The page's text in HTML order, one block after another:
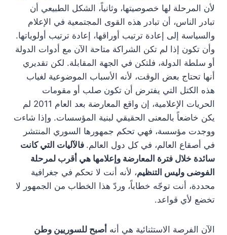
لأن المرحلة لها خصوصيتها، وثانياً، الشكل الطبيعي أن
تبادر الناس، أن تبادر هذه القوى المجتمعية في الإعلام
والسياسة إلى إعادة ترتيب أوراقها، إعادة ترتيب أولوياتها.
وأن تكون إذا لم تكن الشراكة متاحة الآن مع أدوات الدولة
أو سلطة الدولة، فلتكن في الجهة المقابلة. لكن تقديري
أنها تحتاج بعض الوقت، لأنه الأسباب الموضوعية لغياب
هذه الكتل التي يفترض أن تكون صلب أو مقومات
الحريات الإعلامية، إن واقع المعارضة بعد العام 2011 لم
يكن خاضعاً بالمعنى الحقيقي لبنية المؤسسات. وإذا شاءت
ووجدت مؤسسة، فهي تحكم جمهورها السوري المنتشر
في أصقاع العالم، في كل دول العالم. فالآليات التي كانت
سائدة خلال فترة المعارضة وإعلامها هي أقرب لمرحلة
الفوضى وليس التنظيم، لأنه أنت لا تحكم في جغرافية
محددة، أنت توجّه خطاباً، وردّ هذا الخطاب من الجمهور لا
تخضع لأي قواعد.
الآن الفرصة الاستثنائية هي أنه أصبح للسوريين وطن